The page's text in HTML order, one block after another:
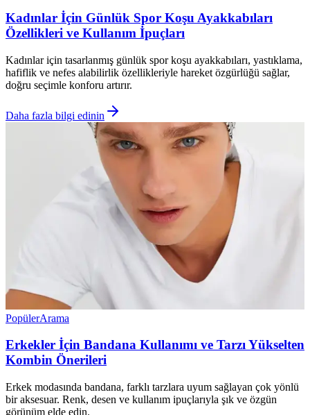
Kadınlar İçin Günlük Spor Koşu Ayakkabıları
Özellikleri ve Kullanım İpuçları
Kadınlar için tasarlanmış günlük spor koşu ayakkabıları, yastıklama,
hafiflik ve nefes alabilirlik özellikleriyle hareket özgürlüğü sağlar,
doğru seçimle konforu artırır.
Daha fazla bilgi edinin
PopülerArama
Erkekler İçin Bandana Kullanımı ve Tarzı Yükselten
Kombin Önerileri
Erkek modasında bandana, farklı tarzlara uyum sağlayan çok yönlü
bir aksesuar. Renk, desen ve kullanım ipuçlarıyla şık ve özgün
görünüm elde edin.